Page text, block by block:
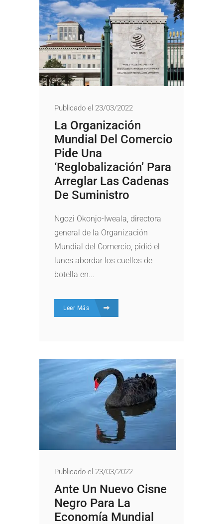
Publicado el 23/03/2022
La Organización
Mundial Del Comercio
Pide Una
‘reglobalización’ Para
Arreglar Las Cadenas
De Suministro
Ngozi Okonjo-Iweala, directora
general de la Organización
Mundial del Comercio, pidió el
lunes abordar los cuellos de
botella en...
Leer Más
Publicado el 23/03/2022
Ante Un Nuevo Cisne
Negro Para La
Economía Mundial